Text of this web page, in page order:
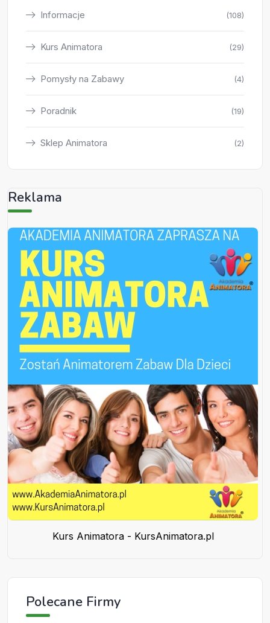
Informacje (108)
Kurs Animatora (29)
Pomysły na Zabawy (4)
Poradnik (19)
Sklep Animatora (2)
Reklama
Kurs Animatora - KursAnimatora.pl
Polecane Firmy